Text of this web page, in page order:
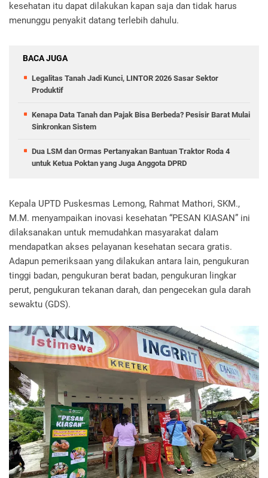
kesehatan itu dapat dilakukan kapan saja dan tidak harus
menunggu penyakit datang terlebih dahulu.
BACA JUGA
Legalitas Tanah Jadi Kunci, LINTOR 2026 Sasar Sektor
Produktif
Kenapa Data Tanah dan Pajak Bisa Berbeda? Pesisir Barat Mulai
Sinkronkan Sistem
Dua LSM dan Ormas Pertanyakan Bantuan Traktor Roda 4
untuk Ketua Poktan yang Juga Anggota DPRD
Kepala UPTD Puskesmas Lemong, Rahmat Mathori, SKM.,
M.M. menyampaikan inovasi kesehatan “PESAN KIASAN” ini
dilaksanakan untuk memudahkan masyarakat dalam
mendapatkan akses pelayanan kesehatan secara gratis.
Adapun pemeriksaan yang dilakukan antara lain, pengukuran
tinggi badan, pengukuran berat badan, pengukuran lingkar
perut, pengukuran tekanan darah, dan pengecekan gula darah
sewaktu (GDS).